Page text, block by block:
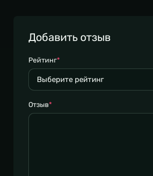
Добавить отзыв
Рейтинг*
Отзыв*